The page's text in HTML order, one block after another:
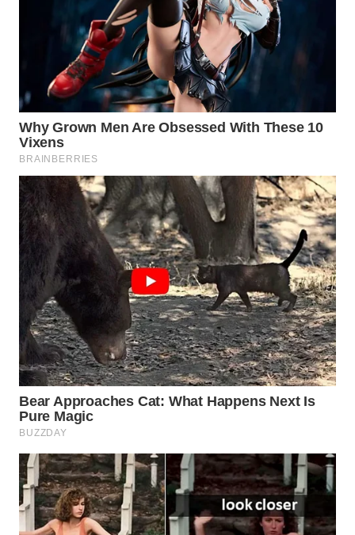
BORNEO
Wahana
Group
NEWS
WAHANA
TANI
WAHANA
ADVOKAT
WAHANA
INFRASTRUKTUR
WAHANA
KONSUMEN
WAHANA
LISTRIK
WAHANA